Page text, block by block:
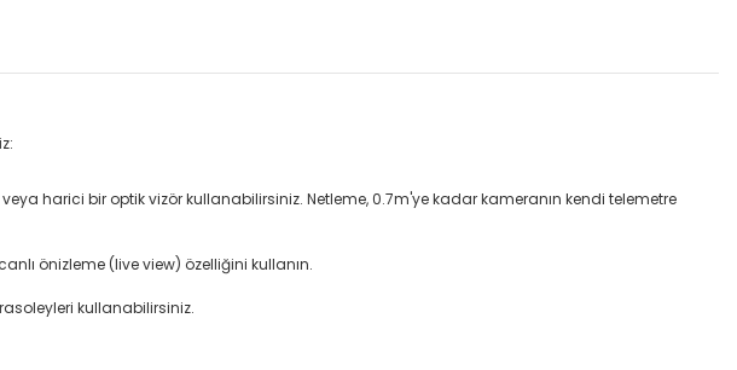
harici bir optik vizör kullanabilirsiniz. Netleme, 0.7m'ye kadar kameranın kendi telemetre
önizleme (live view) özelliğini kullanın.
kullanabilirsiniz.